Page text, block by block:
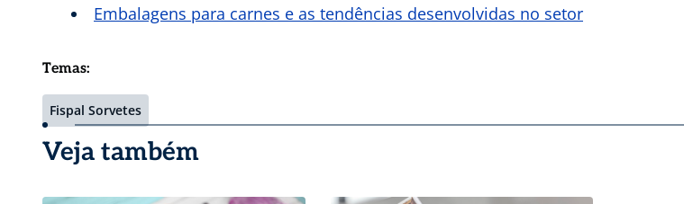
Embalagens para carnes e as tendências desenvolvidas no setor
Temas:
Fispal Sorvetes
Veja também